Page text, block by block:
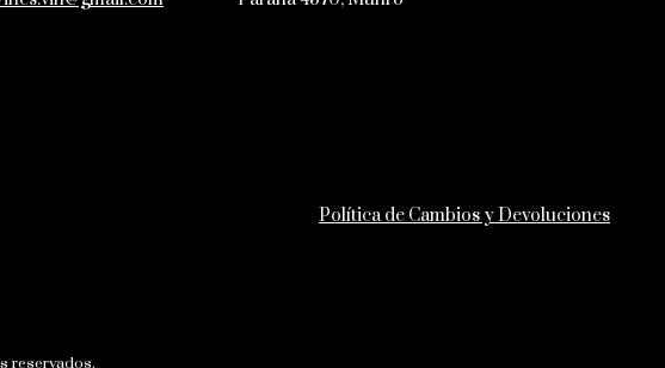
Política de Cambios y Devoluciones
reservados.